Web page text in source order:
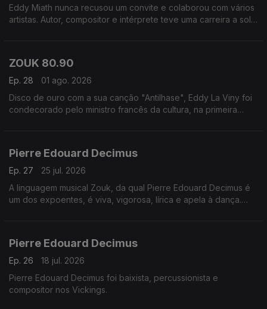
Eddy Miath nunca recusou um convite e colaborou com vários
artistas. Autor, compositor e intérprete teve uma carreira a solo
ZOUK 80.90
Ep. 28
01 ago. 2026
Disco de ouro com a sua canção "Antilhase", Eddy La Viny foi
condecorado pelo ministro francês da cultura, na primeira
Pierre Edouard Decimus
Ep. 27
25 jul. 2026
A linguagem musical Zouk, da qual Pierre Edouard Decimus é
um dos expoentes, é viva, vigorosa, lírica e apela à dança.
Pierre Edouard Decimus
Ep. 26
18 jul. 2026
Pierre Edouard Decimus foi baixista, percussionista e
compositor nos Vickings.